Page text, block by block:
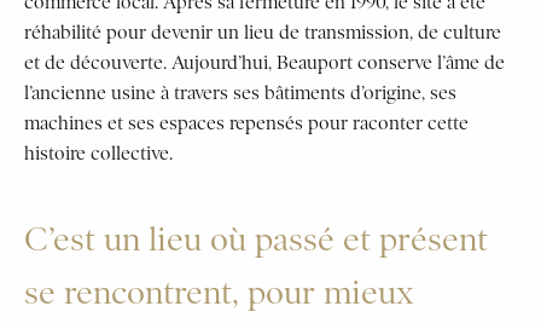
réhabilité pour devenir un lieu de transmission, de culture
et de découverte. Aujourd’hui, Beauport conserve l’âme de
l’ancienne usine à travers ses bâtiments d’origine, ses
machines et ses espaces repensés pour raconter cette
histoire collective.
C’est un lieu où passé et présent
se rencontrent, pour mieux